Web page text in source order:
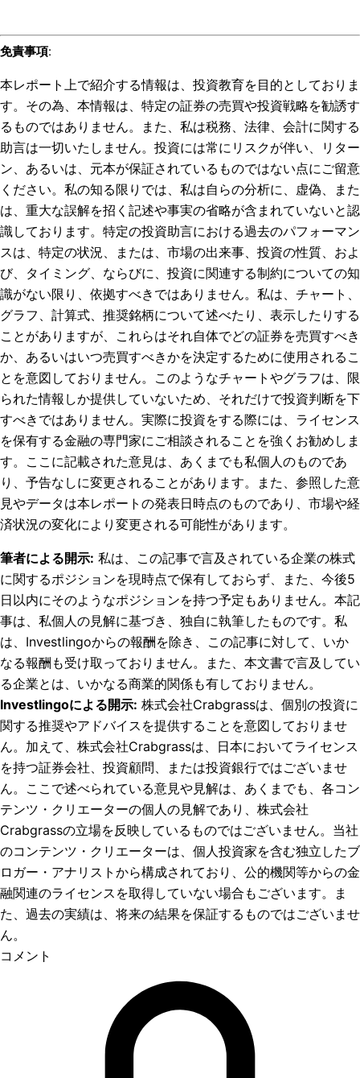
免責事項:
本レポート上で紹介する情報は、投資教育を目的としておりま
す。その為、本情報は、特定の証券の売買や投資戦略を勧誘す
るものではありません。また、私は税務、法律、会計に関する
助言は一切いたしません。投資には常にリスクが伴い、リター
ン、あるいは、元本が保証されているものではない点にご留意
ください。私の知る限りでは、私は自らの分析に、虚偽、また
は、重大な誤解を招く記述や事実の省略が含まれていないと認
識しております。特定の投資助言における過去のパフォーマン
スは、特定の状況、または、市場の出来事、投資の性質、およ
び、タイミング、ならびに、投資に関連する制約についての知
識がない限り、依拠すべきではありません。私は、チャート、
グラフ、計算式、推奨銘柄について述べたり、表示したりする
ことがありますが、これらはそれ自体でどの証券を売買すべき
か、あるいはいつ売買すべきかを決定するために使用されるこ
とを意図しておりません。このようなチャートやグラフは、限
られた情報しか提供していないため、それだけで投資判断を下
すべきではありません。実際に投資をする際には、ライセンス
を保有する金融の専門家にご相談されることを強くお勧めしま
す。ここに記載された意見は、あくまでも私個人のものであ
り、予告なしに変更されることがあります。また、参照した意
見やデータは本レポートの発表日時点のものであり、市場や経
済状況の変化により変更される可能性があります。
筆者による開示: 私は、この記事で言及されている企業の株式
に関するポジションを現時点で保有しておらず、また、今後5
日以内にそのようなポジションを持つ予定もありません。 本記
事は、私個人の見解に基づき、独自に執筆したものです。私
は、Investlingoからの報酬を除き、この記事に対して、いか
なる報酬も受け取っておりません。また、本文書で言及してい
る企業とは、いかなる商業的関係も有しておりません。
Investlingoによる開示: 株式会社Crabgrassは、個別の投資に
関する推奨やアドバイスを提供することを意図しておりませ
ん。加えて、株式会社Crabgrassは、日本においてライセンス
を持つ証券会社、投資顧問、または投資銀行ではございませ
ん。ここで述べられている意見や見解は、あくまでも、各コン
テンツ・クリエーターの個人の見解であり、株式会社
Crabgrassの立場を反映しているものではございません。当社
のコンテンツ・クリエーターは、個人投資家を含む独立したブ
ロガー・アナリストから構成されており、公的機関等からの金
融関連のライセンスを取得していない場合もございます。ま
た、過去の実績は、将来の結果を保証するものではございませ
ん。
コメント